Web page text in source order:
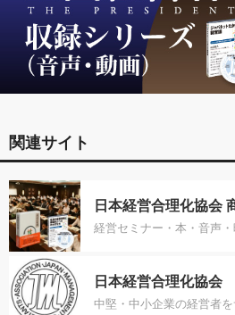
関連サイト
日本経営合理化協会
経営セミナー・本・音声
日本経営合理化協会
中堅・中小企業の経営者を